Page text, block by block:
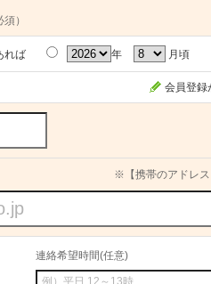
）
れば 年 月頃
会員登録
※【携帯のアドレ
連絡希望時間(任意)